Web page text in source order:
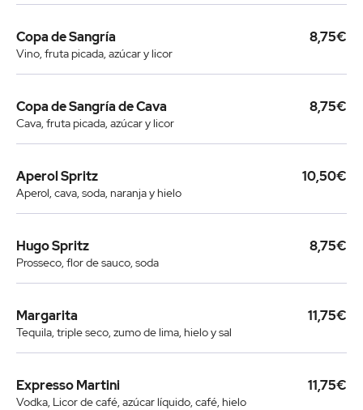
Copa de Sangría
Vino, fruta picada, azúcar y licor
8,75€
Copa de Sangría de Cava
Cava, fruta picada, azúcar y licor
8,75€
Aperol Spritz
Aperol, cava, soda, naranja y hielo
10,50€
Hugo Spritz
Prosseco, flor de sauco, soda
8,75€
Margarita
Tequila, triple seco, zumo de lima, hielo y sal
11,75€
Expresso Martini
Vodka, Licor de café, azúcar líquido, café, hielo
11,75€